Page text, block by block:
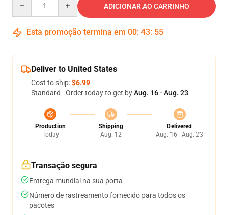
ADICIONAR AO CARRINHO
Esta promoção termina em 00: 43: 54
Deliver to United States
Cost to ship:$6.99
Standard - Order today to get byAug. 16 - Aug. 23
Production
Today
Shipping
Aug. 12
Delivered
Aug. 16 - Aug. 23
Transação segura
Entrega mundial na sua porta
Número de rastreamento fornecido para todos os
pacotes